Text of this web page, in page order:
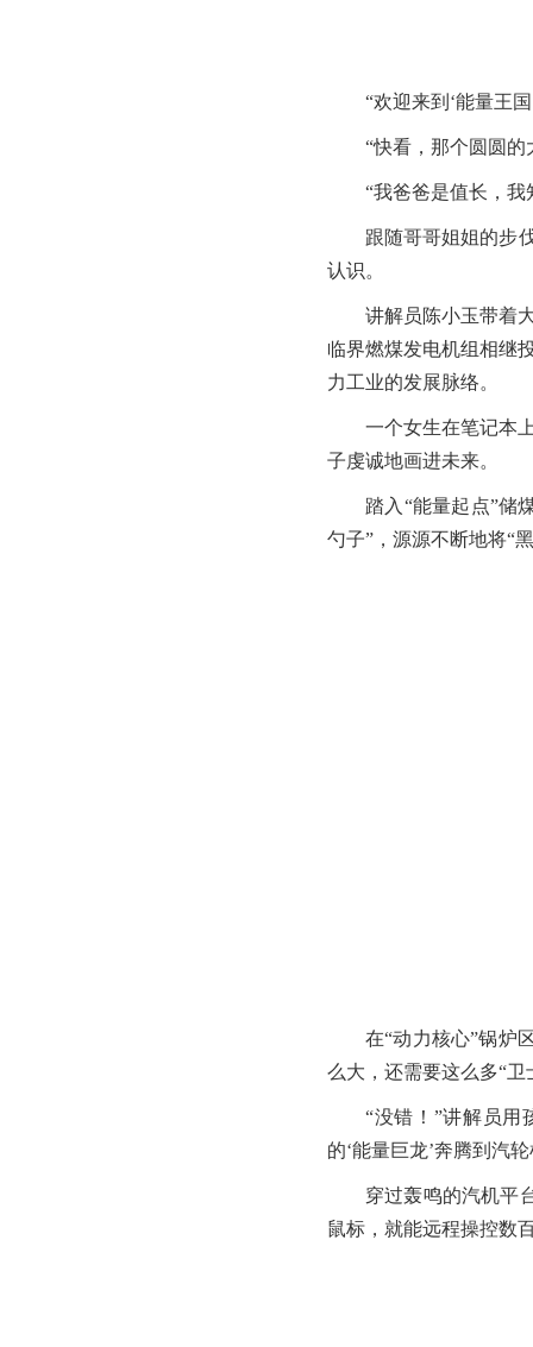
“欢迎来到‘能量王
“快看，那个圆圆
“我爸爸是值长，
跟随哥哥姐姐的步
认识。
讲解员陈小玉带着
临界燃煤发电机组相继
力工业的发展脉络。
一个女生在笔记本
子虔诚地画进未来。
踏入“能量起点”储
勺子”，源源不断地将“
在“动力核心”锅炉
么大，还需要这么多“
“没错！”讲解员用
的‘能量巨龙’奔腾到汽
穿过轰鸣的汽机平
鼠标，就能远程操控数